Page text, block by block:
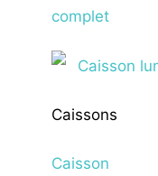
complet
Caissons
Caisson